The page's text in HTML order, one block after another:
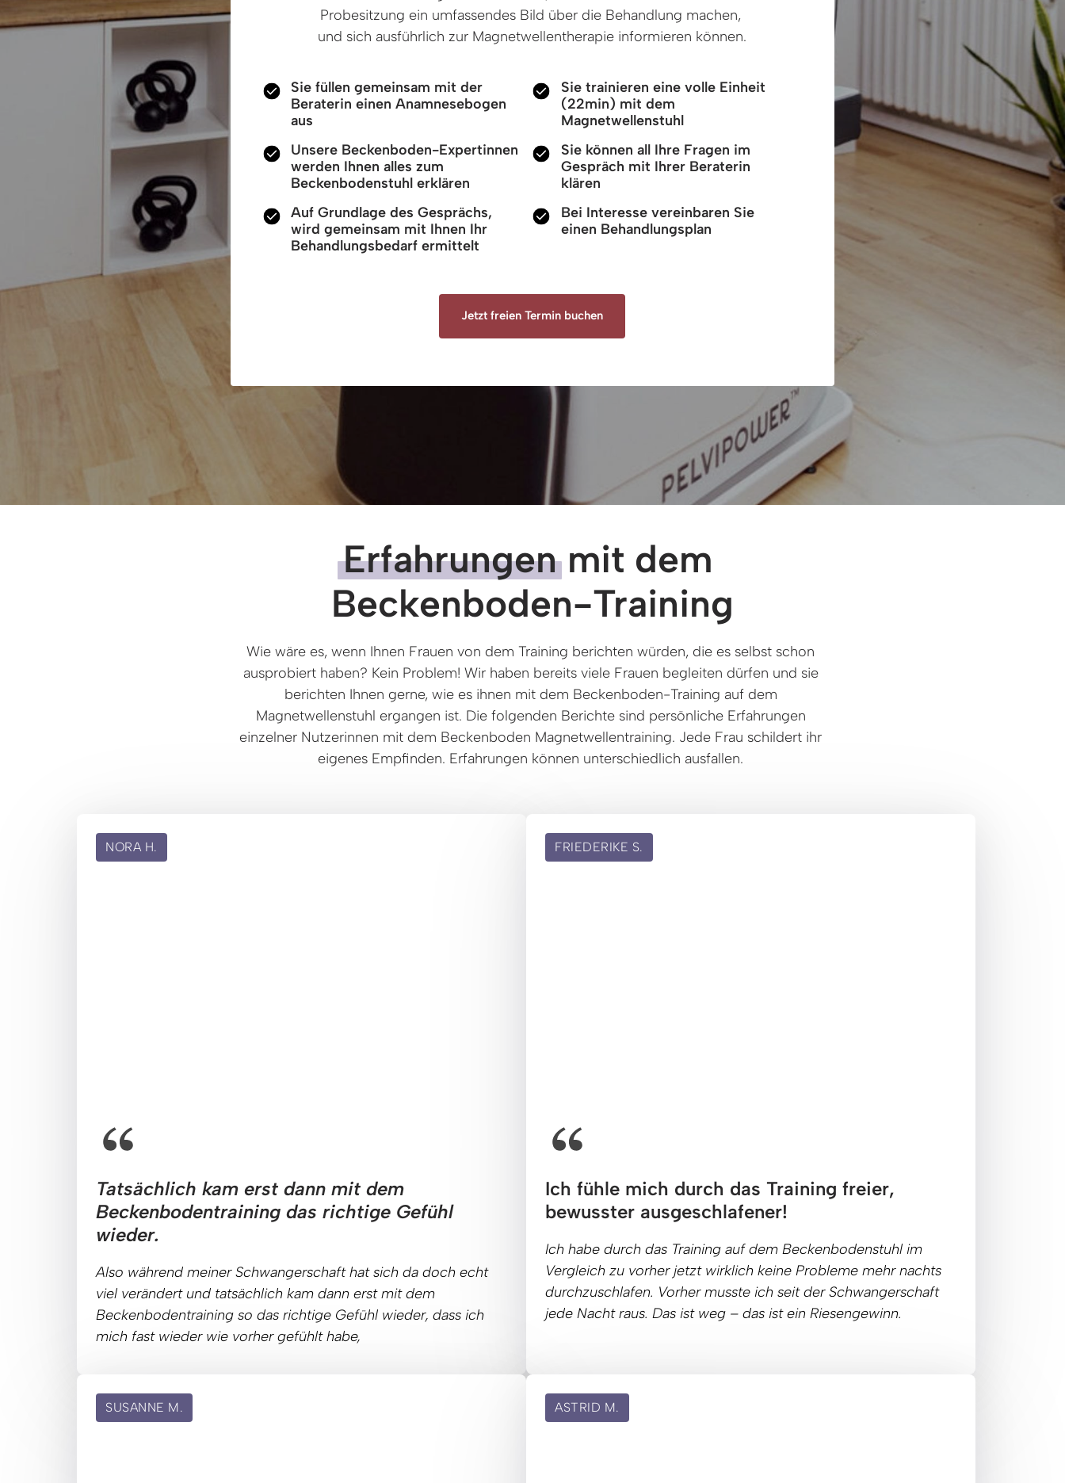
Probesitzung ein umfassendes Bild über die Behandlung machen,
und sich ausführlich zur Magnetwellentherapie informieren können.
Sie füllen gemeinsam mit der
Beraterin einen Anamnesebogen
aus
Unsere Beckenboden-Expertinnen
werden Ihnen alles zum
Beckenbodenstuhl erklären
Auf Grundlage des Gesprächs,
wird gemeinsam mit Ihnen Ihr
Behandlungsbedarf ermittelt
Sie trainieren eine volle Einheit
(22min) mit dem
Magnetwellenstuhl
Sie können all Ihre Fragen im
Gespräch mit Ihrer Beraterin
klären
Bei Interesse vereinbaren Sie
einen Behandlungsplan
Jetzt freien Termin buchen
Erfahrungen mit dem
Beckenboden-Training
Wie wäre es, wenn Ihnen Frauen von dem Training berichten würden, die es selbst schon
ausprobiert haben? Kein Problem! Wir haben bereits viele Frauen begleiten dürfen und sie
berichten Ihnen gerne, wie es ihnen mit dem Beckenboden-Training auf dem
Magnetwellenstuhl ergangen ist. Die folgenden Berichte sind persönliche Erfahrungen
einzelner Nutzerinnen mit dem Beckenboden Magnetwellentraining. Jede Frau schildert ihr
eigenes Empfinden. Erfahrungen können unterschiedlich ausfallen.
NORA H.
Tatsächlich kam erst dann mit dem
Beckenbodentraining das richtige Gefühl
wieder.
Also während meiner Schwangerschaft hat sich da doch
echt
viel verändert und tatsächlich kam dann erst mit
Beckenbodentraining so das richtige Gefühl wieder, dass
mich fast wieder wie vorher gefühlt habe,
FRIEDERIKE S.
Ich fühle mich durch das Training freier,
bewusster ausgeschlafener!
Ich habe durch das Training auf dem Beckenbodenstuhl
Vergleich zu vorher jetzt wirklich keine Probleme mehr
durchzuschlafen. Vorher musste ich seit der
Schwangerschaft
jede Nacht raus. Das ist weg – das ist ein Riesengewinn.
SUSANNE M. ASTRID M.